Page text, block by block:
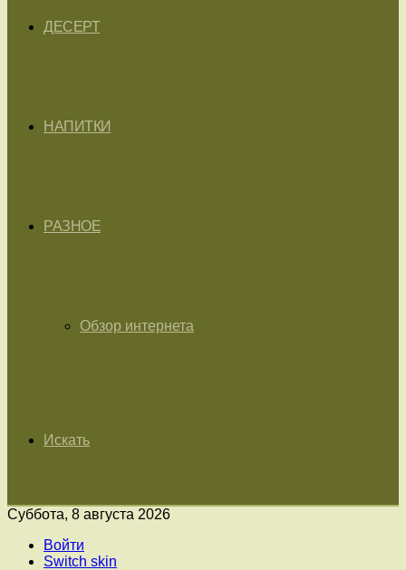
ДЕСЕРТ
НАПИТКИ
РАЗНОЕ
Обзор интернета
Искать
Суббота, 8 августа 2026
Войти
Switch skin